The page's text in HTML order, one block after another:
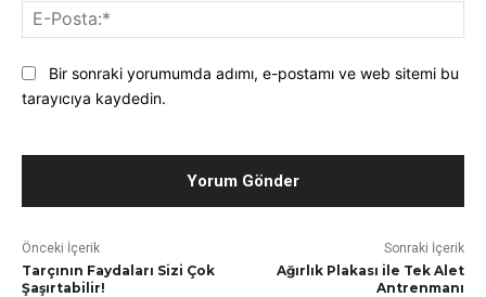
Bir sonraki yorumumda adımı, e-postamı ve web sitemi bu
tarayıcıya kaydedin.
Önceki İçerik
Tarçının Faydaları Sizi Çok
Şaşırtabilir!
Sonraki İçerik
Ağırlık Plakası ile Tek Alet
Antrenmanı